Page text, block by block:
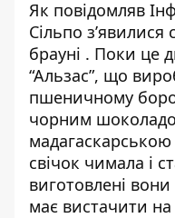
Як повідомляв
Сільпо з’явилися
брауні . Поки це
“Альзас”, що
пшеничному
чорним
мадагаскарською
свічок чимала і
виготовлені вони
має вистачити